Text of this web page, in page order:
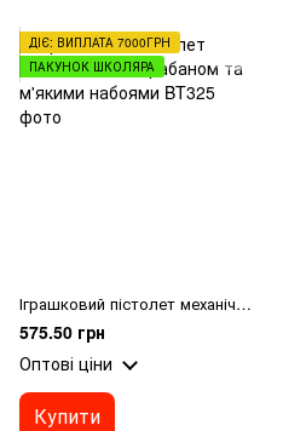
ДІЄ: ВИПЛАТА 7000ГРН
ПАКУНОК ШКОЛЯРА
Іграшковий пістолет механічний з барабаном та м'якими набоями
575.50 грн
Оптові ціни
Купити